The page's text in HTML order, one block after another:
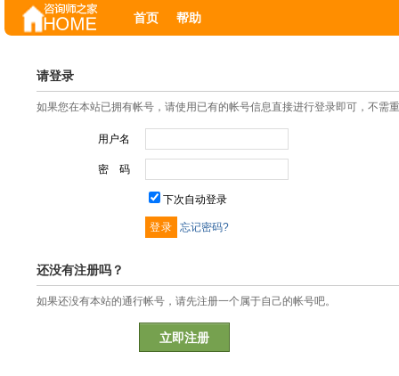
首页 帮助
请登录
如果您在本站已拥有帐号，请使用已有的帐号信息直接进行登录即可，不需
用户名
密 码
下次自动登录
忘记密码?
还没有注册吗？
如果还没有本站的通行帐号，请先注册一个属于自己的帐号吧。
立即注册